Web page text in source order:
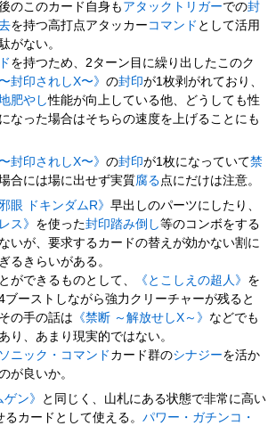
のこのカード自身も アタックトリガーでの封
を持つ高打点アタッカー コマンド として活用
がない。
を持つため、2ターン目に繰り出したこのク
〜封印されしX〜》の封印が1枚剥がれており、
肥やし性能が向上している他、どうしても性
なった場合はそちらの速度を上げることにも
〜封印されしX〜》の封印が1枚になっていて禁
合には場に出せず実質腐る点にだけは注意。
邪眼 ドキンダムR》早出しのパーツにしたり、
ス》 を使った封印踏み倒し等のコンボをする
いが、要求するカードの替えが効かない割に
るきらいがある。
ができるものとして、 《とこしえの超人》 を
ーストしながら強力クリーチャーが残ると
の手の話は 《禁断 ～解放せしX～》 などでも
り、あまり現実的ではない。
ソニック・コマンド カード群のシナジーを活か
が良いか。
ン》
と同じく、山札にある状態で非常に高い
るカードとして使える。パワー・ガチンコ・